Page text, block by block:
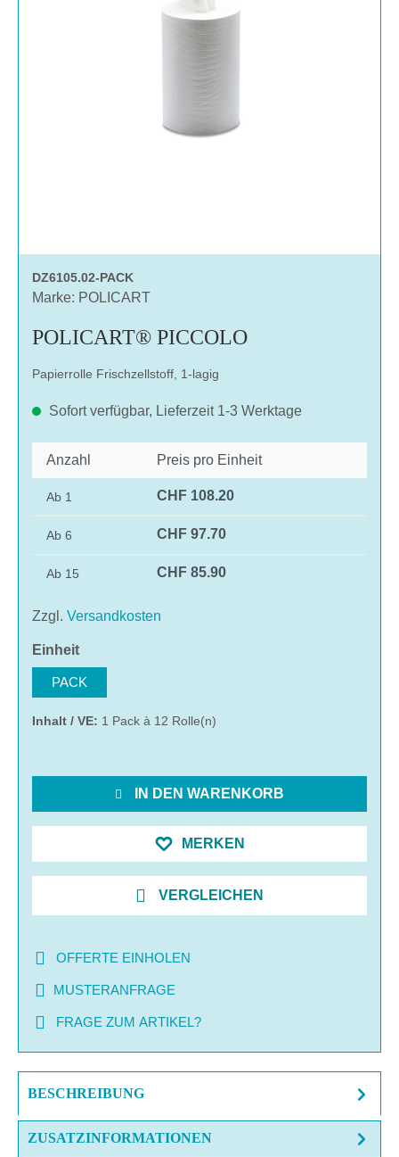
DZ6105.02-PACK
Marke: POLICART
POLICART® PICCOLO
Papierrolle Frischzellstoff, 1-lagig
Sofort verfügbar, Lieferzeit 1-3 Werktage
Anzahl Preis pro Einheit
Ab 1 CHF 108.20
Ab 6 CHF 97.70
Ab 15 CHF 85.90
Zzgl. Versandkosten
Einheitauswählen
PACK
Inhalt / VE: 1 Pack à 12 Rolle(n)
IN DEN WARENKORB
MERKEN
VERGLEICHEN
OFFERTE EINHOLEN
MUSTERANFRAGE
FRAGE ZUM ARTIKEL?
BESCHREIBUNG
ZUSATZINFORMATIONEN